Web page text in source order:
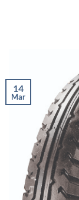
14
Mar